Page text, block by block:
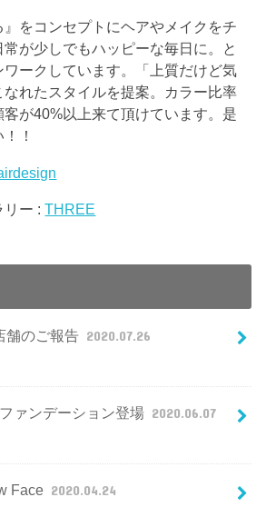
』をコンセプトにヘアやメイクをチ
が少しでもハッピーな毎日に。と
ークしています。「上質だけど気
れたスタイルを提案。カラー比率
が40%以上来て頂けています。是
！
リー :THREE
舗のご報告 2020.07.26
ァンデーション登場 2020.06.07
Face 2020.04.24